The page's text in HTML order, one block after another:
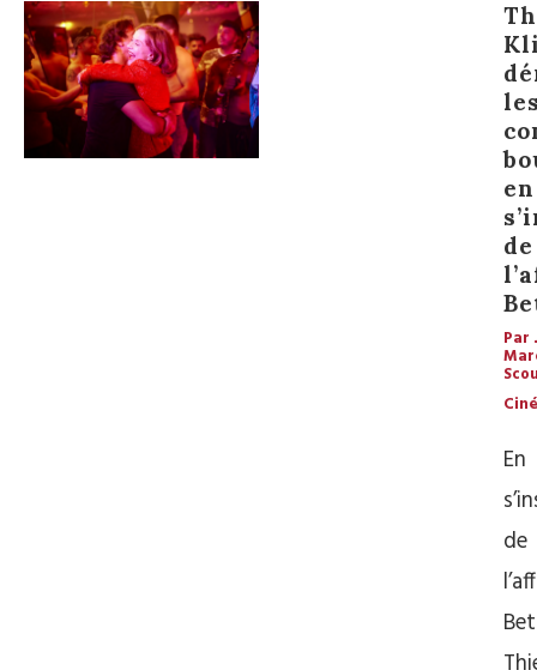
en
de
Par
En
de